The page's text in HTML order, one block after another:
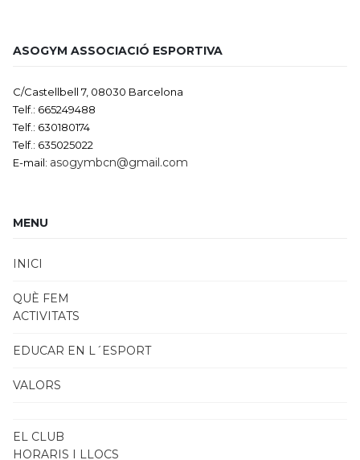
ASOGYM ASSOCIACIÓ ESPORTIVA
C/Castellbell 7, 08030 Barcelona
Telf.: 665249488
Telf.: 630180174
Telf.: 635025022
E-mail: asogymbcn@gmail.com
MENU
INICI
QUÈ FEM
ACTIVITATS
EDUCAR EN L´ESPORT
VALORS
EL CLUB
HORARIS I LLOCS